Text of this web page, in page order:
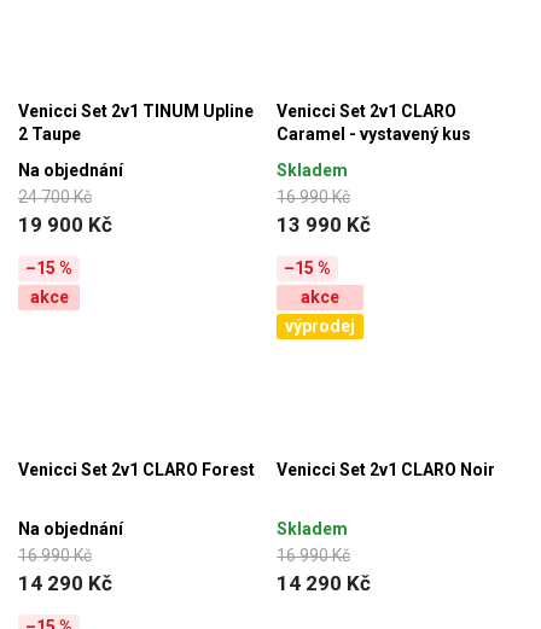
Venicci Set 2v1 TINUM Upline
2 Taupe
24 700 Kč
19 900 Kč
Na objednání
Venicci Set 2v1 CLARO
Caramel - vystavený kus
16 990 Kč
13 990 Kč
Skladem
–15 %
akce
Venicci Set 2v1 CLARO Forest
16 990 Kč
14 290 Kč
Na objednání
–15 %
akce
výprodej
Venicci Set 2v1 CLARO Noir
16 990 Kč
14 290 Kč
Skladem